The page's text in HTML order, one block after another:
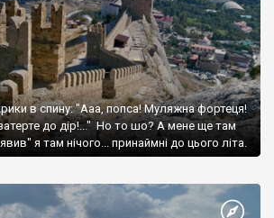
в спину: "Ааа, попса! Муляжна фортеця!
до дір!..." Но то шо? А мене ще там
я там нічого... принаймні до цього літа.